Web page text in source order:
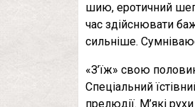
шию, еротичний
час здійснювати
сильніше.
«З’їж» свою
Спеціальний
прелюдії. М’які